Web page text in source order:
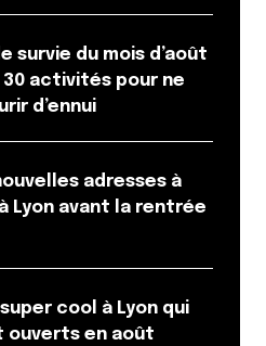
survie du mois d’août
30 activités pour ne
d’ennui
adresses à
Lyon avant la rentrée
cool à Lyon qui
ouverts en août